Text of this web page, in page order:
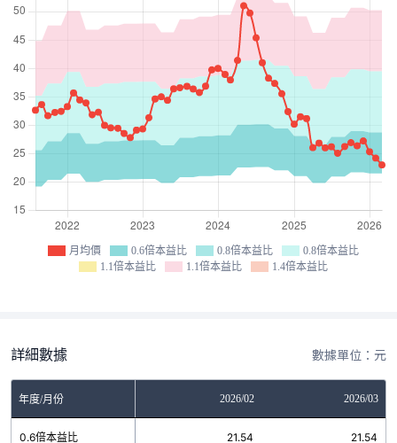
月均價 0.6倍本益比 0.8倍本益比
0.8倍本益比
1.1倍本益比
1.1倍本益比 1.4倍本益比
詳細數據 數據單位：元
年度/月份 2026/02 2026/03
0.6倍本益比 21.54 21.54